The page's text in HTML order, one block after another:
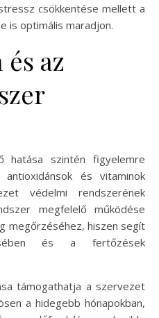
csökkentése mellett a
is optimális maradjon.
az
hatása szintén figyelemre
és vitaminok
védelmi rendszerének
megfelelő működése
megőrzéséhez, hiszen segít
és a fertőzések
támogathatja a szervezet
a hidegebb hónapokban,